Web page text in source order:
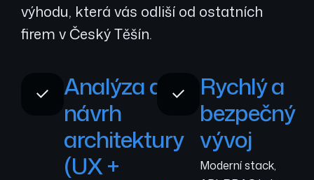
výhodu, která vás odliší od ostatních
firem v Český Těšín.
Analýza a
návrh
architektury
(UX +
Rychlý a
bezpečný
vývoj
Moderní stack,